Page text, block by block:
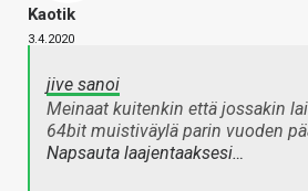
Kaotik
3.4.2020
jive sanoi
Meinaat kuitenkin että jossakin
64bit muistiväylä parin vuoden
Napsauta laajentaaksesi…